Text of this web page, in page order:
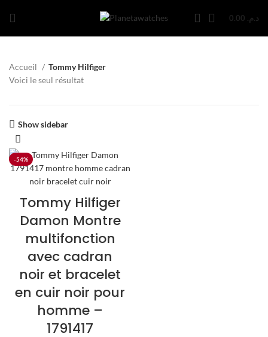
د.م.
Accueil
Tommy Hilfiger
Voici le seul résultat
Show sidebar
-54%
Tommy Hilfiger
Damon Montre
multifonction
avec cadran
noir et bracelet
en cuir noir pour
homme –
1791417